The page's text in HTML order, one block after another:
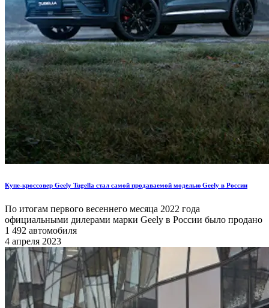
Купе-кроссовер Geely Tugella стал самой продаваемой моделью Geely в России
По итогам первого весеннего месяца 2022 года
официальными дилерами марки Geely в России было продано
1 492 автомобиля
4 апреля 2023